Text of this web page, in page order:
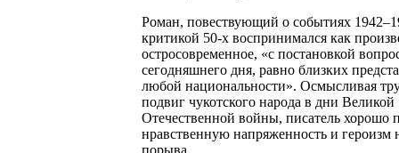
Роман, повествующий о событиях
критикой 50-х воспринимался как
остросовременное, «с постановкой
сегодняшнего дня, равно близких
любой национальности». Осмысливая
подвиг чукотского народа в дни Великой
Отечественной войны, писатель хорошо
нравственную напряженность и героизм
порыва.